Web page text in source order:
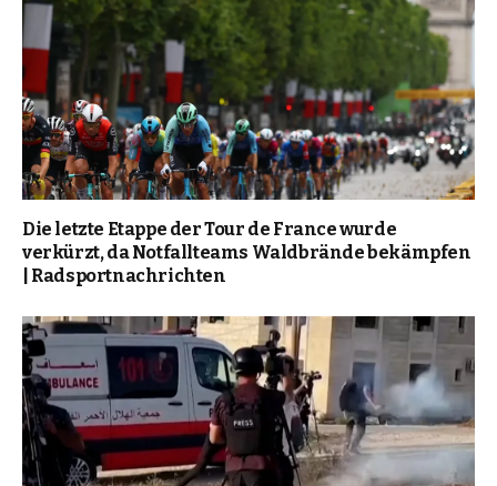
Die letzte Etappe der Tour de France wurde
verkürzt, da Notfallteams Waldbrände bekämpfen
| Radsportnachrichten